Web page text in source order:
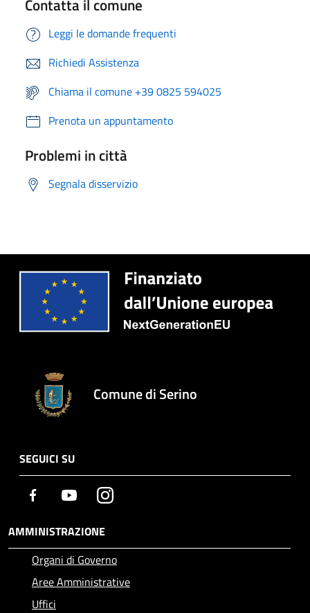
Contatta il comune
Leggi le domande frequenti
Richiedi Assistenza
Chiama il comune +39 0825 594025
Prenota un appuntamento
Problemi in città
Segnala disservizio
Comune di Serino
SEGUICI SU
Facebook YoutubeInstagram
AMMINISTRAZIONE
Organi di Governo
Aree Amministrative
Uffici